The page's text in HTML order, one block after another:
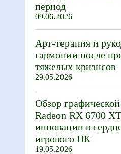
период
09.06.2026
Арт-терапия и
гармонии после
тяжелых кризисов
29.05.2026
Обзор
Radeon RX 6700
инновации в
игрового ПК
19.05.2026